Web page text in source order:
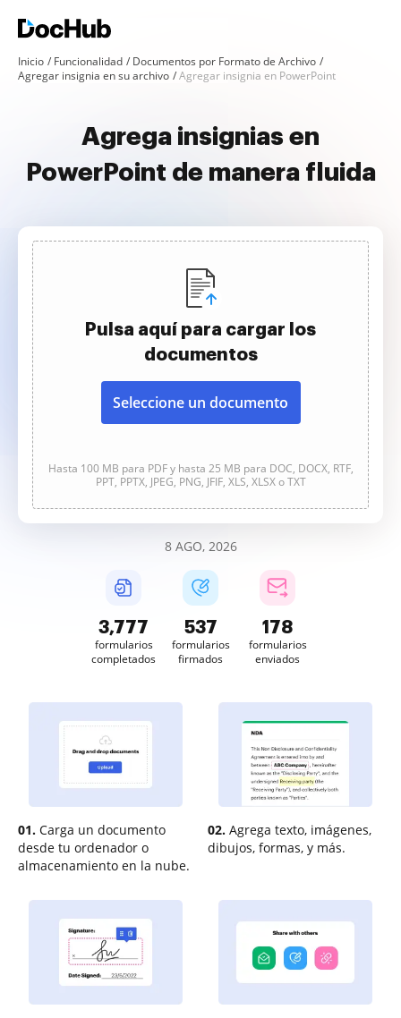
Inicio Funcionalidad
Documentos por Formato de Archivo
Agregar insignia en su archivo
Agregar insignia en PowerPoint
Agrega insignias en
PowerPoint de manera fluida
Pulsa aquí para cargar los
documentos
Seleccione un documento
Hasta 100 MB para PDF y hasta 25 MB para DOC, DOCX, RTF,
PPT, PPTX, JPEG, PNG, JFIF, XLS, XLSX o TXT
8 AGO, 2026
3,777
formularios
completados
537
formularios
firmados
178
formularios
enviados
01. Carga un documento
desde tu ordenador o
almacenamiento en la nube.
02. Agrega texto, imágenes,
dibujos, formas, y más.